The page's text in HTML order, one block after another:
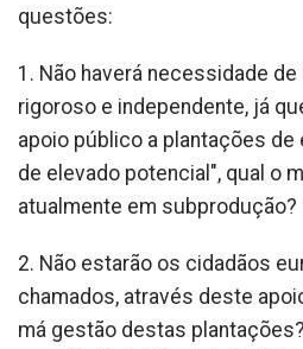
questões:
1. Não haverá necessidade
rigoroso e independente, já
apoio público a plantações de
de elevado potencial", qual o
atualmente em subprodução?
2. Não estarão os cidadãos
chamados, através deste
má gestão destas